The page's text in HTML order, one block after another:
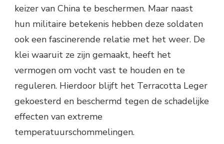
keizer van China te beschermen. Maar naast
hun militaire betekenis hebben deze soldaten
ook een fascinerende relatie met het weer. De
klei waaruit ze zijn gemaakt, heeft het
vermogen om vocht vast te houden en te
reguleren. Hierdoor blijft het Terracotta Leger
gekoesterd en beschermd tegen de schadelijke
effecten van extreme
temperatuurschommelingen.